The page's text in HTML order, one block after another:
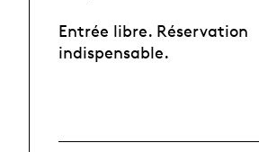
Entrée libre. Réservation
indispensable.